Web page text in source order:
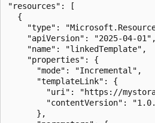
"resources": [
  {
"type":
    "apiVersion": "2025-04-01",
    "name": "linkedTemplate",
    "properties": {
      "mode": "Incremental",
      "templateLink": {
"uri": "https://
"contentVersion":
      },